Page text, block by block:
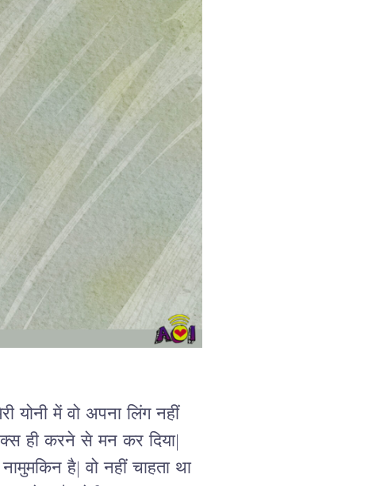
योनी में वो अपना लिंग नहीं
ही करने से मन कर दिया|
है| वो नहीं चाहता था